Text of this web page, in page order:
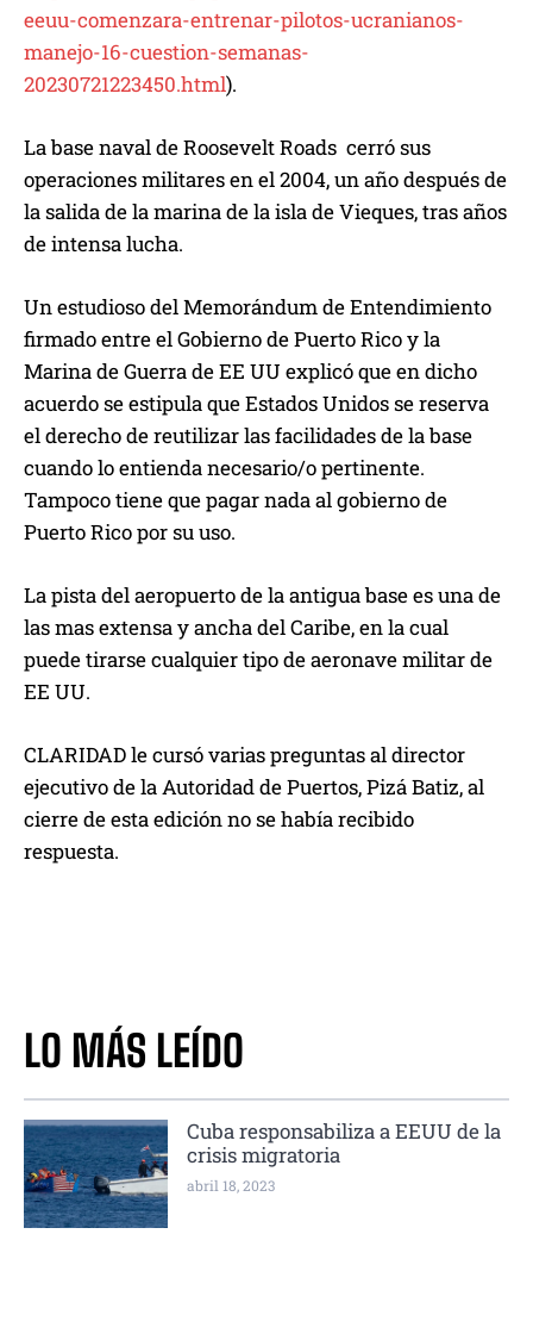
eeuu-comenzara-entrenar-pilotos-ucranianos-
manejo-16-cuestion-semanas-
20230721223450.html).
La base naval de Roosevelt Roads cerró sus
operaciones militares en el 2004, un año después de
la salida de la marina de la isla de Vieques, tras años
de intensa lucha.
Un estudioso del Memorándum de Entendimiento
firmado entre el Gobierno de Puerto Rico y la
Marina de Guerra de EE UU explicó que en dicho
acuerdo se estipula que Estados Unidos se reserva
el derecho de reutilizar las facilidades de la base
cuando lo entienda necesario/o pertinente.
Tampoco tiene que pagar nada al gobierno de
Puerto Rico por su uso.
La pista del aeropuerto de la antigua base es una de
las mas extensa y ancha del Caribe, en la cual
puede tirarse cualquier tipo de aeronave militar de
EE UU.
CLARIDAD le cursó varias preguntas al director
ejecutivo de la Autoridad de Puertos, Pizá Batiz, al
cierre de esta edición no se había recibido
respuesta.
LO MÁS LEÍDO
Cuba responsabiliza a EEUU de la
crisis migratoria
abril 18, 2023